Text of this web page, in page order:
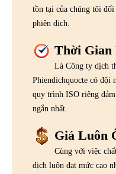
tồn tại của chúng tôi
phiên dịch.
Thời Gian
Là Công ty dịch
Phiendichquocte có đội
quy trình ISO riêng
ngắn nhất.
Giá Luôn
Cùng với việc
dịch luôn đạt mức cao